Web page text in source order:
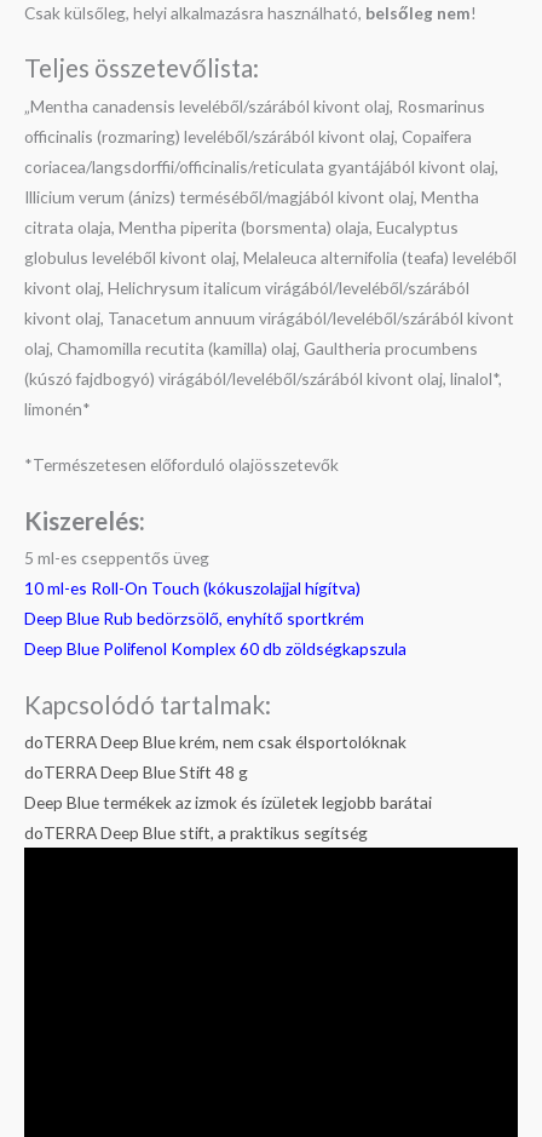
Csak külsőleg, helyi alkalmazásra használható, belsőleg nem!
Teljes összetevőlista:
„Mentha canadensis leveléből/szárából kivont olaj, Rosmarinus
officinalis (rozmaring) leveléből/szárából kivont olaj, Copaifera
coriacea/langsdorffii/officinalis/reticulata gyantájából kivont olaj,
Illicium verum (ánizs) terméséből/magjából kivont olaj, Mentha
citrata olaja, Mentha piperita (borsmenta) olaja, Eucalyptus
globulus leveléből kivont olaj, Melaleuca alternifolia (teafa) leveléből
kivont olaj, Helichrysum italicum virágából/leveléből/szárából
kivont olaj, Tanacetum annuum virágából/leveléből/szárából kivont
olaj, Chamomilla recutita (kamilla) olaj, Gaultheria procumbens
(kúszó fajdbogyó) virágából/leveléből/szárából kivont olaj, linalol*,
limonén*
*Természetesen előforduló olajösszetevők
Kiszerelés:
5 ml-es cseppentős üveg
10 ml-es Roll-On Touch (kókuszolajjal hígítva)
Deep Blue Rub bedörzsölő, enyhítő sportkrém
Deep Blue Polifenol Komplex 60 db zöldségkapszula
Kapcsolódó tartalmak:
doTERRA Deep Blue krém, nem csak élsportolóknak
doTERRA Deep Blue Stift 48 g
Deep Blue termékek az izmok és ízületek legjobb barátai
doTERRA Deep Blue stift, a praktikus segítség